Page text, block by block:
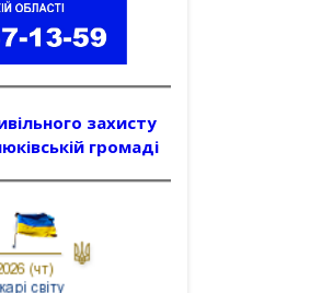
захисту
громаді